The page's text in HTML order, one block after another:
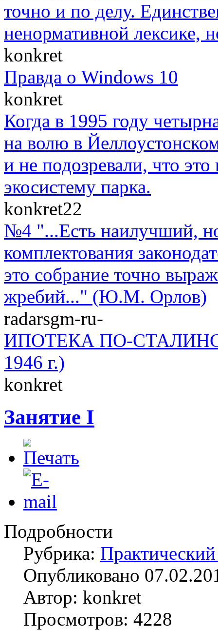
точно и по делу.
ненормативной лексике,
konkret
Правда о Windows 10
konkret
Когда в 1995 году
на волю в
и не подозревали, что
экосистему парка.
konkret22
№4 "...Есть наилучший,
комплектования
это собрание точно
жребий..." (Ю.М. Орлов)
radarsgm-ru-
ИПОТЕКА ПО-
1946 г.)
konkret
Занятие I
Подробности
Рубрика:
Опубликовано
Автор: konkret
Просмотров: 4228